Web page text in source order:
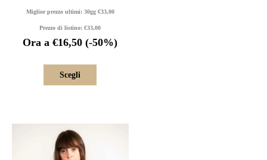
Miglior prezzo ultimi: 30gg €33,00
Prezzo di listino:€33,00
Ora a €16,50 (-50%)
Scegli